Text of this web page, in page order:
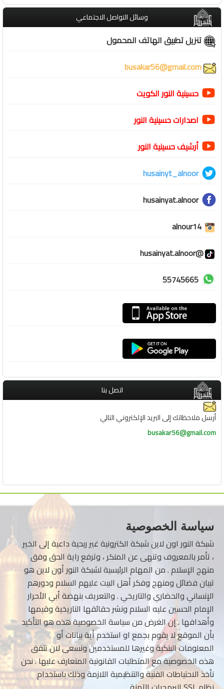
وسائل التواصل الاجتماعي
تنزيل تطبيق الهاتف المحمول
حسينية النور الكويت
اصدارات حسينية النور
أرشيف حسينية النور
husainyt_alnoor
husainyat.alnoor
alnour14
@husainyat.alnoor
55745665
اتصل بنا
أرسل ملاحظاتك إلى البريد الإلكتروني التالي
busakar56@gmail.com
سياسة الخصوصية
شبكة النور اون لاين شبكة الكترونية غير ربحية داعية إلى الخير
، تأمر بالمعروف وتنهى عن المنكر ، وترفع راية الحق وفق
منهج الإسلام . من المهام الرئيسية لشبكة النور أون لاين هو
تبيان فضائل ومنهج وفكر أهل البيت عليهم السلام ودورهم
الإنساني والحضاري والتاريخي . والتعريف بنهضة أبي الأحرار
الإمام الحسين عليه السلام ونشر حقائقها التاريخية وقيمها
وأهدافها . إن الغرض من سياسة الخصوصية هذه هو التأكيد
بأن الموقع لا يقوم بجمع او استخدم أية بيانات أو
المعلومات البنكية وغيرها للمستخدمين ونسعى لان تتفق
هذه الخصوصية مع المتطلبات القانونية المتعارف عليها . نحن
نأخذ الاحتياطات الفنية والتنظيمية اللازمة وذلك باستخدام